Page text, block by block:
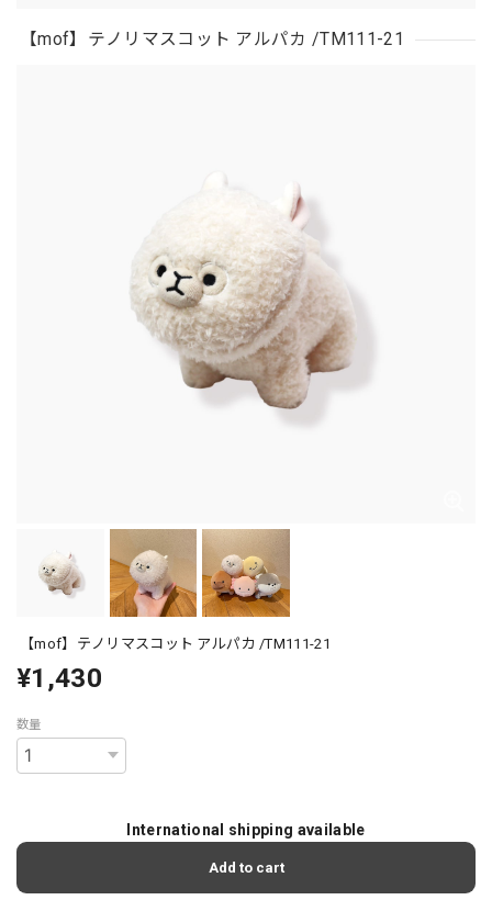
【mof】テノリマスコット アルパカ /TM111-21
【mof】テノリマスコット アルパカ /TM111-21
¥1,430
数量
International shipping available
Add to cart